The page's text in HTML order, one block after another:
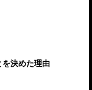
決めた理由